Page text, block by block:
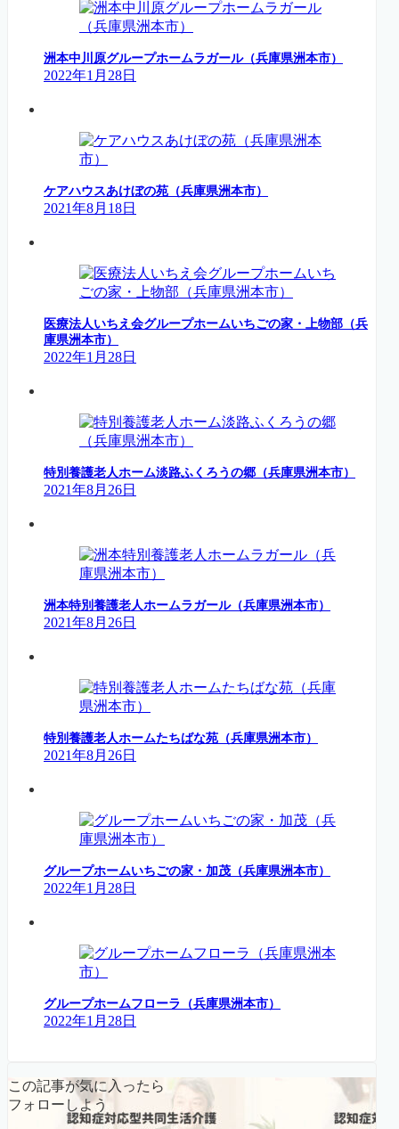
洲本中川原グループホームラガール（兵庫県洲本市）
2022年1月28日
ケアハウスあけぼの苑（兵庫県洲本市）
2021年8月18日
医療法人いちえ会グループホームいちごの家・上物部（兵
庫県洲本市）
2022年1月28日
特別養護老人ホーム淡路ふくろうの郷（兵庫県洲本市）
2021年8月26日
洲本特別養護老人ホームラガール（兵庫県洲本市）
2021年8月26日
特別養護老人ホームたちばな苑（兵庫県洲本市）
2021年8月26日
グループホームいちごの家・加茂（兵庫県洲本市）
2022年1月28日
グループホームフローラ（兵庫県洲本市）
2022年1月28日
この記事が気に入ったら
フォローしよう